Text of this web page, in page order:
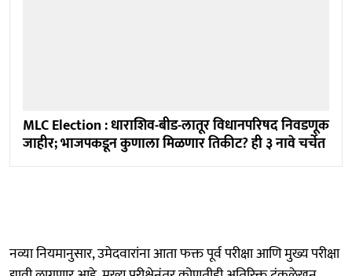
MLC Election : धाराशिव-बीड-लातूर विधानपरिषद निवडणूक
जाहीर; भाजपकडून कुणाला मिळणार तिकीट? ही ३ नावे चर्चेत
नव्या नियमानुसार, उमेदवारांना आता फक्त पूर्व परीक्षा आणि मुख्य परीक्षा